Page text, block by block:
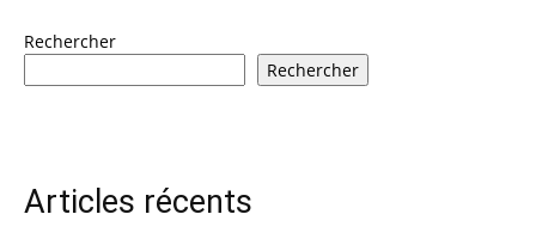
Rechercher
Rechercher
Articles récents